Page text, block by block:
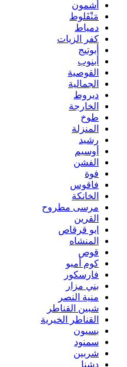
أشمون
مَنْفَلوط
دمياط
كفر الزيات
أبوتيج
أبنوب
القوصية
الجمالية
ديروط
الخارجة
طوخ
المنزلة
رشيد
أوسيم
الفشن
فوة
فاقوس
الخانكة
مرسى مطروح
القرين
ابو قرقاص
المنشاه
قوص
كوم أمبو
فارسكور
بني مزار
منية النصر
شبين القناطر
القناطر الخيرية
بسيون
سمنود
شربين
دشنا